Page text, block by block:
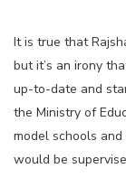
It is true that
but it’s an irony
up-to-date and
the Ministry of
model schools
would be